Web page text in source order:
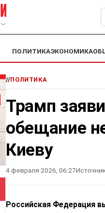
﹀
ПОЛИТИКАЭКОНОМИКА
//ПОЛИТИКА
Трамп
обещание
Киеву
4 февраля 2026, 06:27
Российская Федерация